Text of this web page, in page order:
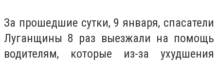
За прошедшие сутки, 9 января, спасатели
Луганщины 8 раз выезжали на помощь
водителям, которые из-за ухудшения